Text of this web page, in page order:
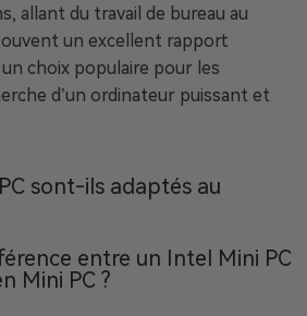
allant du travail de bureau au
un excellent rapport
choix populaire pour les
d’un ordinateur puissant et
sont-ils adaptés au
entre un Intel Mini PC
Mini PC ?